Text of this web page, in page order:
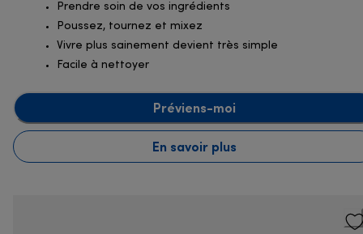
Prendre soin de vos ingrédients
Poussez, tournez et mixez
Vivre plus sainement devient très simple
Facile à nettoyer
Préviens-moi
En savoir plus